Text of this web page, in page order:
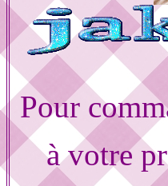
Pour
à votre